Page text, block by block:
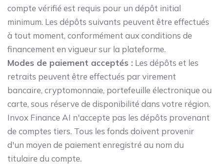
compte vérifié est requis pour un dépôt initial
minimum. Les dépôts suivants peuvent être effectués
à tout moment, conformément aux conditions de
financement en vigueur sur la plateforme.
Modes de paiement acceptés : Les dépôts et les
retraits peuvent être effectués par virement
bancaire, cryptomonnaie, portefeuille électronique ou
carte, sous réserve de disponibilité dans votre région.
Invox Finance AI n'accepte pas les dépôts provenant
de comptes tiers. Tous les fonds doivent provenir
d'un moyen de paiement enregistré au nom du
titulaire du compte.